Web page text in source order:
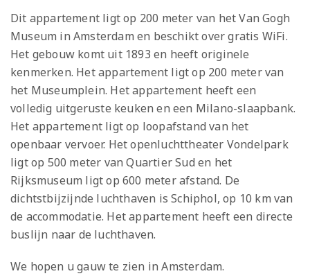
Dit appartement ligt op 200 meter van het Van Gogh
Museum in Amsterdam en beschikt over gratis WiFi.
Het gebouw komt uit 1893 en heeft originele
kenmerken. Het appartement ligt op 200 meter van
het Museumplein. Het appartement heeft een
volledig uitgeruste keuken en een Milano-slaapbank.
Het appartement ligt op loopafstand van het
openbaar vervoer. Het openluchttheater Vondelpark
ligt op 500 meter van Quartier Sud en het
Rijksmuseum ligt op 600 meter afstand. De
dichtstbijzijnde luchthaven is Schiphol, op 10 km van
de accommodatie. Het appartement heeft een directe
buslijn naar de luchthaven.
We hopen u gauw te zien in Amsterdam.